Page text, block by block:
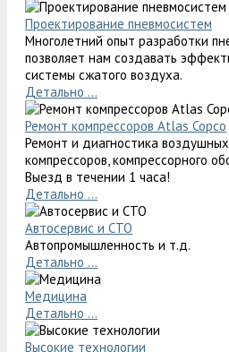
Проектирование пневмосистем
Многолетний опыт разработки
позволяет нам создавать
системы сжатого воздуха.
Детально ...
Ремонт компрессоров Atlas Copco
Ремонт и диагностика
компрессоров, компрессорного
Выезд в течении 1 часа!
Детально ...
Автосервис и СТО
Автопромышленность и т.д.
Детально ...
Медицина
Детально ...
Высокие технологии